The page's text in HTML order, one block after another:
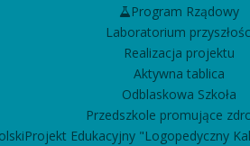
Program Rządowy
Laboratorium
Realizacja projektu
Aktywna tablica
Odblaskowa Szkoła
Przedszkole promujące
Edukacyjny "Logopedyczny